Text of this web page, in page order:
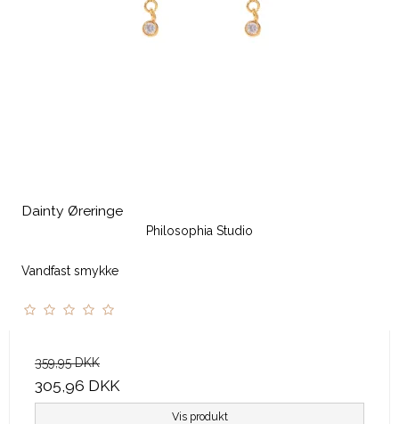
Dainty Øreringe
Philosophia Studio
Vandfast smykke
359,95 DKK
305,96 DKK
Vis produkt